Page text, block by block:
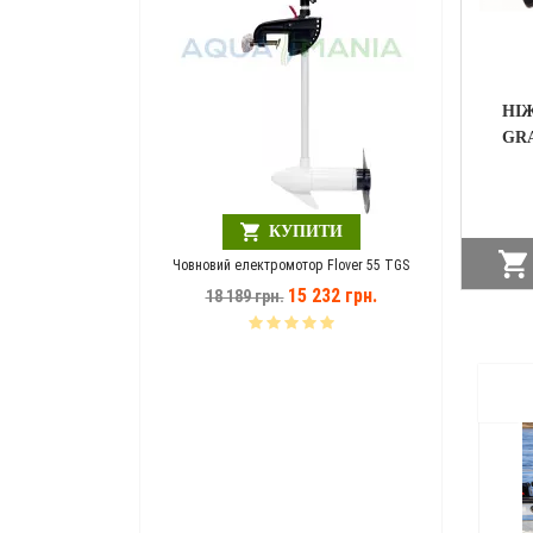
КУПИТИ
Човновий електромотор Flover 55 TGS
18 189 грн. 15 232 грн.